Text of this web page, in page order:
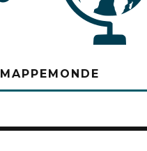
MAPPEMONDE